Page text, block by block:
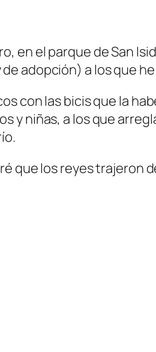
en el parque de San
adopción) a los que
con las bicis que la
y niñas, a los que
que los reyes trajeron